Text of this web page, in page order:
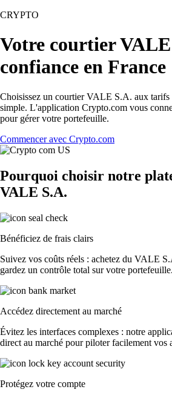
CRYPTO
Votre courtier
confiance en France
Choisissez un courtier VALE S.A. aux tarifs
simple. L'application Crypto.com vous
pour gérer votre portefeuille.
Commencer avec Crypto.com
Pourquoi choisir notre
VALE S.A.
Bénéficiez de frais clairs
Suivez vos coûts réels : achetez du VALE
gardez un contrôle total sur votre portefeuille.
Accédez directement au marché
Évitez les interfaces complexes : notre
direct au marché pour piloter facilement vos
Protégez votre compte